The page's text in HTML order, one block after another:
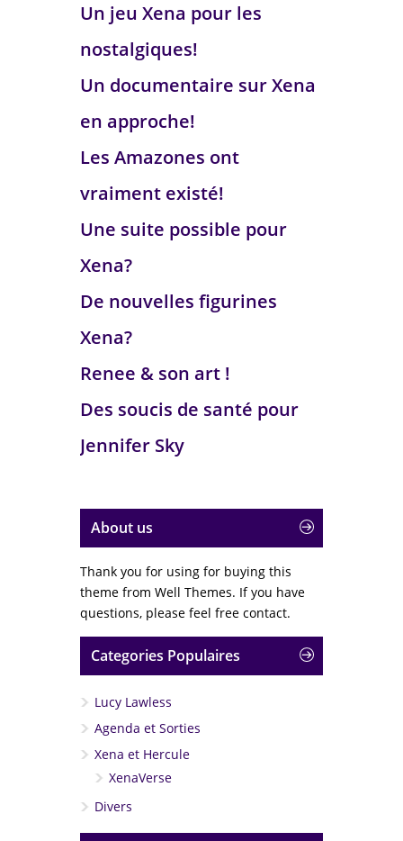
Un jeu Xena pour les
nostalgiques!
Un documentaire sur Xena
en approche!
Les Amazones ont
vraiment existé!
Une suite possible pour
Xena?
De nouvelles figurines
Xena?
Renee & son art !
Des soucis de santé pour
Jennifer Sky
About us
Thank you for using for buying this
theme from Well Themes. If you have
questions, please feel free contact.
Categories Populaires
Lucy Lawless
Agenda et Sorties
Xena et Hercule
XenaVerse
Divers